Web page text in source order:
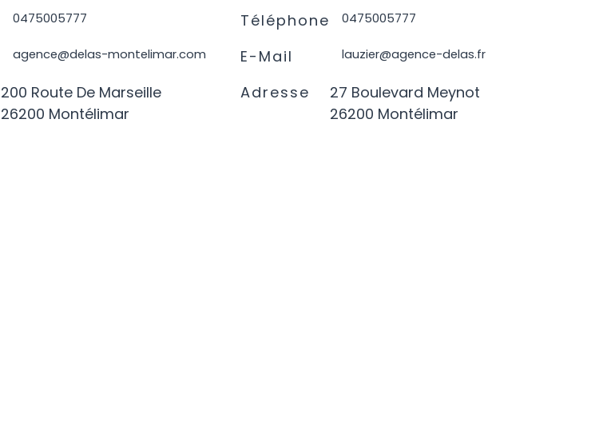
0475005777
agence@delas-montelimar.com
200 Route De Marseille
26200 Montélimar
Téléphone 0475005777
E-Mail lauzier@agence-delas.fr
Adresse
27 Boulevard Meynot
26200 Montélimar